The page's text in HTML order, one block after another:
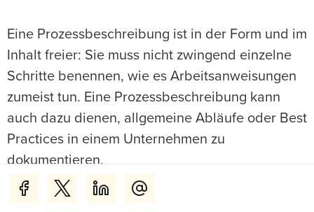
Eine Prozessbeschreibung ist in der Form und im
Inhalt freier: Sie muss nicht zwingend einzelne
Schritte benennen, wie es Arbeitsanweisungen
zumeist tun. Eine Prozessbeschreibung kann
auch dazu dienen, allgemeine Abläufe oder Best
Practices in einem Unternehmen zu
dokumentieren.